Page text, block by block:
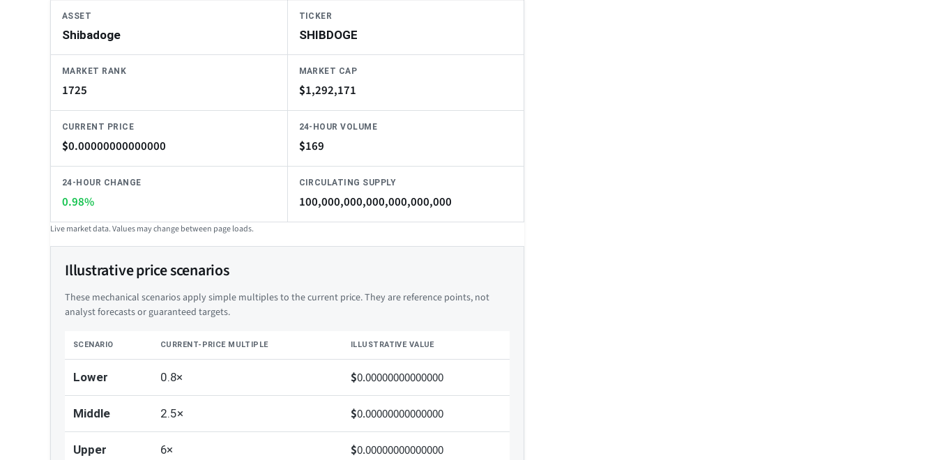
ASSET
Shibadoge
TICKER
SHIBDOGE
MARKET RANK
1725
MARKET CAP
$1,292,171
CURRENT PRICE
$0.00000000000000
24-HOUR VOLUME
$169
24-HOUR CHANGE
0.98%
CIRCULATING SUPPLY
100,000,000,000,000,000,000
Live market data. Values may change between page loads.
Illustrative price scenarios
These mechanical scenarios apply simple multiples to the current price. They are reference points, not
analyst forecasts or guaranteed targets.
SCENARIO CURRENT-PRICE MULTIPLE ILLUSTRATIVE VALUE
Lower 0.8× $0.00000000000000
Middle 2.5× $0.00000000000000
Upper 6× $0.00000000000000